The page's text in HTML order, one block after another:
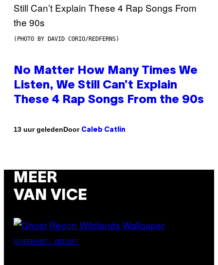
(PHOTO BY DAVID CORIO/REDFERNS)
No Matter How Many Times We
Listen, We Still Can’t Explain
These 4 Rap Songs From the 90s
13 uur geledenDoor Caleb Catlin
MEER
VAN VICE
SCREENSHOT: UBISOFT